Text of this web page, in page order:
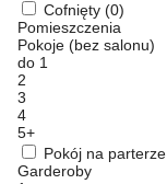
Cofnięty (0)
Pomieszczenia
Pokoje (bez salonu)
do 1
2
3
4
5+
Pokój na parterze
Garderoby